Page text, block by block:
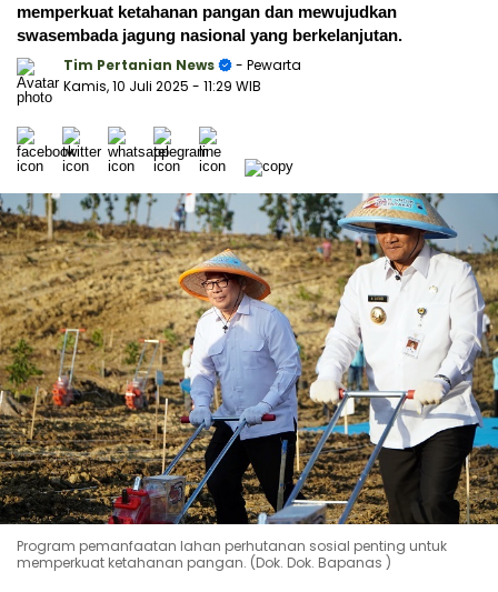
memperkuat ketahanan pangan dan mewujudkan
swasembada jagung nasional yang berkelanjutan.
Tim Pertanian News
- Pewarta
Kamis, 10 Juli 2025 - 11:29 WIB
Program pemanfaatan lahan perhutanan sosial penting untuk
memperkuat ketahanan pangan. (Dok. Dok. Bapanas )